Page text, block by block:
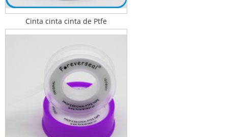
Cinta cinta cinta de Ptfe